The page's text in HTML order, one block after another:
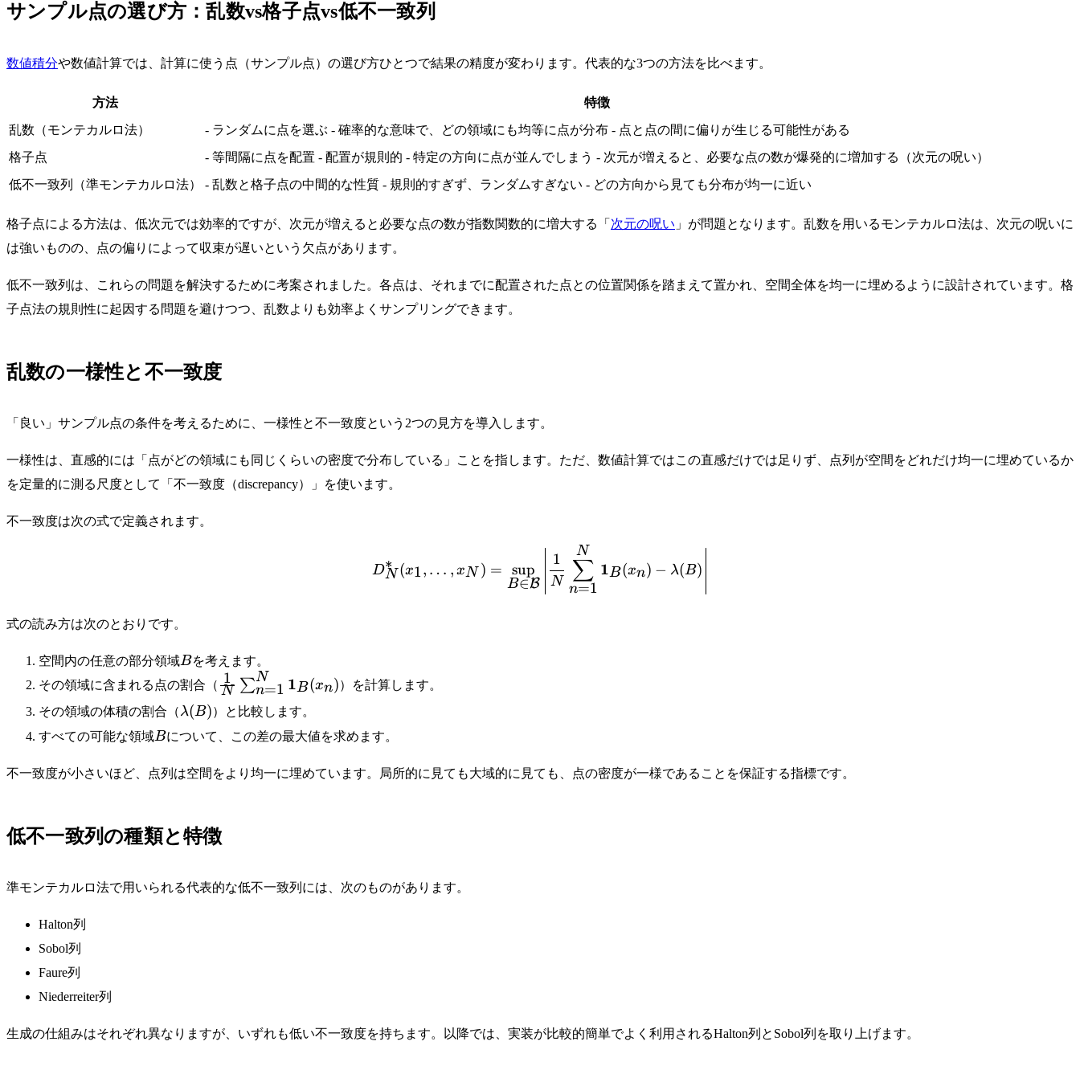
サンプル点の選び方：乱数vs格子点vs低不一致列
数値積分や数値計算では、計算に使う点（サンプル点）の選び方ひとつで結果の精度が変わります。代表的な3つの方法を比べます。
方法
特徴
乱数（モンテカルロ法）
- ランダムに点を選ぶ - 確率的な意味で、どの領域にも均等に点が分布 - 点と点の間に偏りが生じる可能性がある
格子点
- 等間隔に点を配置 - 配置が規則的 - 特定の方向に点が並んでしまう - 次元が増えると、必要な点の数が爆発的に増加する（次元の呪い）
低不一致列（準モンテカルロ法）
- 乱数と格子点の中間的な性質 - 規則的すぎず、ランダムすぎない - どの方向から見ても分布が均一に近い
格子点による方法は、低次元では効率的ですが、次元が増えると必要な点の数が指数関数的に増大する「 次元の呪い 」が問題となります。乱数を用いるモンテカルロ法は、次元の呪いに
は強いものの、点の偏りによって収束が遅いという欠点があります。
低不一致列は、これらの問題を解決するために考案されました。各点は、それまでに配置された点との位置関係を踏まえて置かれ、空間全体を均一に埋めるように設計されています。格
子点法の規則性に起因する問題を避けつつ、乱数よりも効率よくサンプリングできます。
乱数の一様性と不一致度
「良い」サンプル点の条件を考えるために、一様性と不一致度という2つの見方を導入します。
一様性は、直感的には「点がどの領域にも同じくらいの密度で分布している」ことを指します。ただ、数値計算ではこの直感だけでは足りず、点列が空間をどれだけ均一に埋めているか
を定量的に測る尺度として「不一致度（discrepancy）」を使います。
不一致度は次の式で定義されます。
D_N^*(x_1,\ldots,x_N) = \sup_{B \in \mathcal{B}}
DN
∗ (x1, … , xN ) =
B∈B
sup
N
1
n=1
∑
N
1B(xn) − λ(B)
式の読み方は次のとおりです。
空間内の任意の部分領域B
Bを考えます。
その領域に含まれる点の割合（ \frac{1}
{N}\sum_{n=1}^N
\mathbf{1}_B(x_n)
N
1 ∑n=1
N 1B(xn)）を計算します。
その領域の体積の割合（ \lambda(B)
λ(B)）と比較します。
すべての可能な領域B
Bについて、この差の最大値を求めます。
不一致度が小さいほど、点列は空間をより均一に埋めています。局所的に見ても大域的に見ても、点の密度が一様であることを保証する指標です。
低不一致列の種類と特徴
準モンテカルロ法で用いられる代表的な低不一致列には、次のものがあります。
Halton列
Sobol列
Faure列
Niederreiter列
生成の仕組みはそれぞれ異なりますが、いずれも低い不一致度を持ちます。以降では、実装が比較的簡単でよく利用されるHalton列とSobol列を取り上げます。